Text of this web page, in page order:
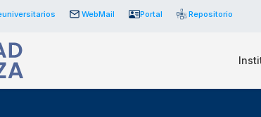
WebMail Portal Repositorio